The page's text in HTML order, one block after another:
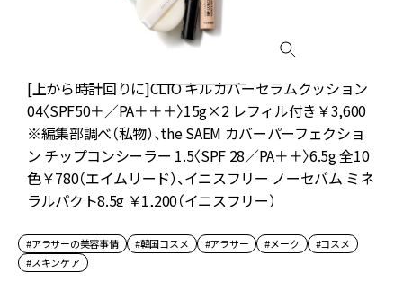
[上から時計回りに]CLIO キルカバーセラムクッション
04〈SPF50＋／PA＋＋＋〉15g×2 レフィル付き￥3,600
※編集部調べ（私物）、the SAEM カバーパーフェクショ
ン チップコンシーラー 1.5〈SPF 28／PA＋＋〉6.5g 全10
色￥780（エイムリード）、イニスフリー ノーセバム ミネ
ラルパクト8.5g ￥1,200（イニスフリー）
#アラサーの美容事情 #韓国コスメ #アラサー #メーク
#コスメ
#スキンケア